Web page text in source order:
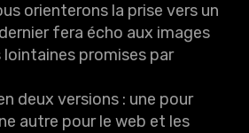
orienterons la prise vers un
fera écho aux images
promises par
deux versions : une pour
autre pour le web et les